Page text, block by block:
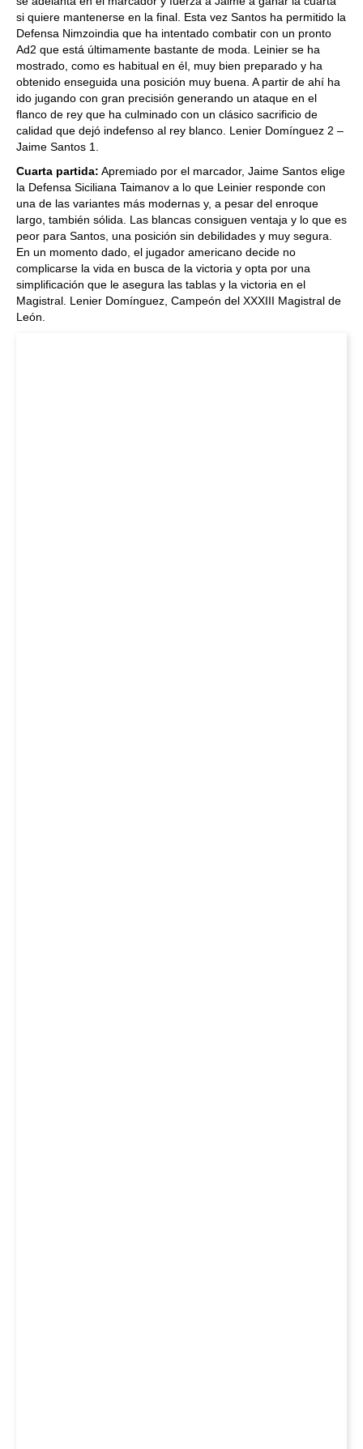
si quiere mantenerse en la final. Esta vez Santos ha permitido la
Defensa Nimzoindia que ha intentado combatir con un pronto
Ad2 que está últimamente bastante de moda. Leinier se ha
mostrado, como es habitual en él, muy bien preparado y ha
obtenido enseguida una posición muy buena. A partir de ahí ha
ido jugando con gran precisión generando un ataque en el
flanco de rey que ha culminado con un clásico sacrificio de
calidad que dejó indefenso al rey blanco. Lenier Domínguez 2 –
Jaime Santos 1.
Cuarta partida: Apremiado por el marcador, Jaime Santos elige
la Defensa Siciliana Taimanov a lo que Leinier responde con
una de las variantes más modernas y, a pesar del enroque
largo, también sólida. Las blancas consiguen ventaja y lo que es
peor para Santos, una posición sin debilidades y muy segura.
En un momento dado, el jugador americano decide no
complicarse la vida en busca de la victoria y opta por una
simplificación que le asegura las tablas y la victoria en el
Magistral. Lenier Domínguez, Campeón del XXXIII Magistral de
León.